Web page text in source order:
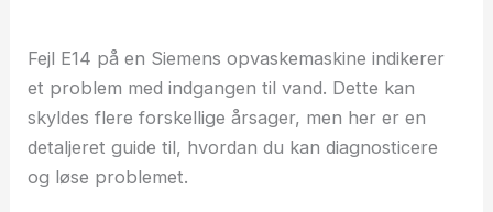
Fejl E14 på en Siemens opvaskemaskine indikerer
et problem med indgangen til vand. Dette kan
skyldes flere forskellige årsager, men her er en
detaljeret guide til, hvordan du kan diagnosticere
og løse problemet.